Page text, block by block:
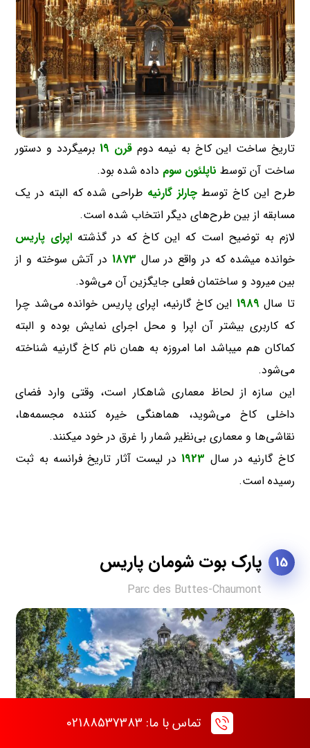
تاریخ ساخت این کاخ به نیمه دوم قرن 19
برمیگردد و دستور
ساخت آن توسط ناپلئون سوم داده شده بود.
طرح این کاخ توسطچارلز گارنیه طراحی شده که البته در یک
مسابقه از بین طرح‌های دیگر انتخاب شده است.
لازم به توضیح است که این کاخ که در گذشته اپرای پاریس
خوانده میشده که در واقع در سال 1873 در آتش سوخته و از
بین میرود و ساختمان فعلی جایگزین آن می‌شود.
تا سال1989 این کاخ گارنیه، اپرای پاریس خوانده می‌شد چرا
که کاربری بیشتر آن اپرا و محل اجرای نمایش بوده و البته
کماکان هم میباشد اما امروزه به همان نام کاخ گارنیه شناخته
می‌شود.
این سازه از لحاظ معماری شاهکار است، وقتی وارد فضای
داخلی کاخ می‌شوید، هماهنگی خیره کننده مجسمه‌ها،
نقاشی‌ها و معماری بی‌نظیر شمار را غرق در خود میکنند.
کاخ گارنیه در سال 1923 در لیست آثار تاریخ فرانسه به ثبت
رسیده است.
15 پارک بوت شومان پاریس
Parc des Buttes-Chaumont
تماس با ما: 02188537383